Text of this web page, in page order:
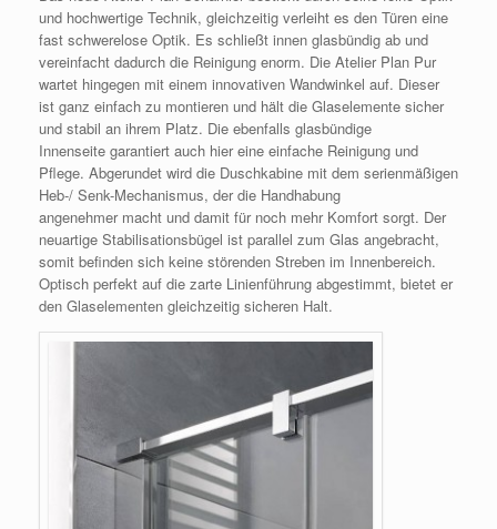
und hochwertige Technik, gleichzeitig verleiht es den Türen eine
fast schwerelose Optik. Es schließt innen glasbündig ab und
vereinfacht dadurch die Reinigung enorm. Die Atelier Plan Pur
wartet hingegen mit einem innovativen Wandwinkel auf. Dieser
ist ganz einfach zu montieren und hält die Glaselemente sicher
und stabil an ihrem Platz. Die ebenfalls glasbündige
Innenseite garantiert auch hier eine einfache Reinigung und
Pflege. Abgerundet wird die Duschkabine mit dem serienmäßigen
Heb-/ Senk-Mechanismus, der die Handhabung
angenehmer macht und damit für noch mehr Komfort sorgt. Der
neuartige Stabilisationsbügel ist parallel zum Glas angebracht,
somit befinden sich keine störenden Streben im Innenbereich.
Optisch perfekt auf die zarte Linienführung abgestimmt, bietet er
den Glaselementen gleichzeitig sicheren Halt.